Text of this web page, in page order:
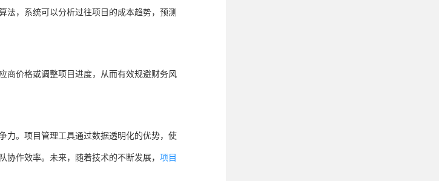
法，系统可以分析过往项目的成本趋势，预测
商价格或调整项目进度，从而有效规避财务风
力。项目管理工具通过数据透明化的优势，使
作效率。未来，随着技术的不断发展， 项目